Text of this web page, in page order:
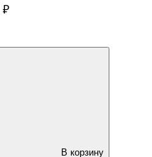
₽
В корзину